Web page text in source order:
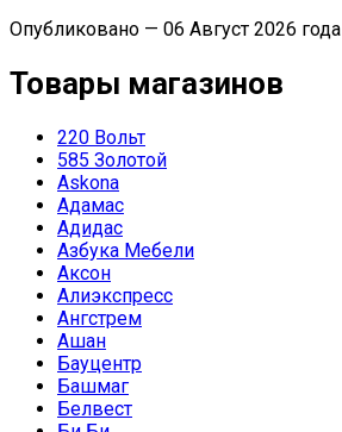
Опубликовано — 06 Август 2026 года
Товары магазинов
220 Вольт
585 Золотой
Askona
Адамас
Адидас
Азбука Мебели
Аксон
Алиэкспресс
Ангстрем
Ашан
Бауцентр
Башмаг
Белвест